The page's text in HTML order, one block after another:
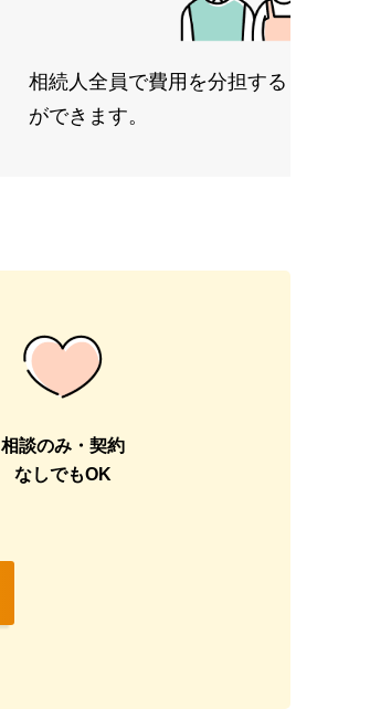
相続人全員で費用を分担すると、1人
ができます。
相談のみ・契約
なしでもOK